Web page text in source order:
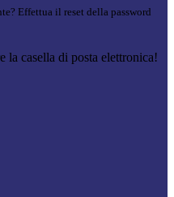
Effettua il reset della password
la casella di posta elettronica!